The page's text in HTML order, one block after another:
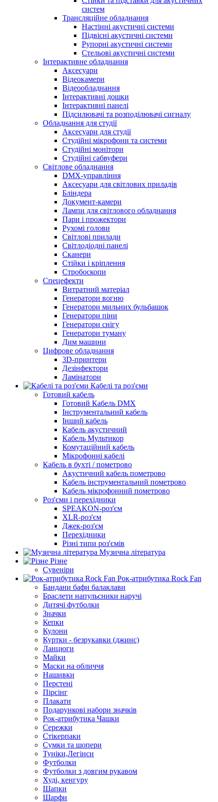
систем
Трансляційне обладнання
Настінні акустичні системи
Підвісні акустичні системи
Рупорні акустичні системи
Стельові акустичні системи
Інтерактивне обладнання
Аксесуари
Відеокамери
Відеообладнання
Інтерактивні дошки
Інтерактивні панелі
Підсилювачі та розподілювачі сигналу
Обладнання для студії
Аксесуари для студії
Студійні мікрофони та системи
Студійні монітори
Студійні сабвуфери
Світлове обладнання
DMX-управління
Аксесуари для світлових приладів
Бліндера
Документ-камери
Лампи для світлового обладнання
Пари і прожектори
Рухомі голови
Світлові прилади
Світлодіодні панелі
Сканери
Стійки і кріплення
Стробоскопи
Спецефекти
Витратний матеріал
Генератори вогню
Генератори мильних бульбашок
Генератори піни
Генератори снігу
Генератори туману
Дим машини
Цифрове обладнання
3D-принтери
Дезінфектори
Ламінатори
Кабелі та роз'єми
Готовий кабель
Готовий Кабель DMX
Інструментальний кабель
Інший кабель
Кабель акустичний
Кабель Мультикор
Комутаційний кабель
Мікрофонні кабелі
Кабель в бухті / пометрово
Акустичний кабель пометрово
Кабель інструментальний пометрово
Кабель мікрофонний пометрово
Роз'єми і перехідники
SPEAKON-роз'єм
XLR-роз'єм
Джек-роз'єм
Перехідники
Різні типи роз'ємів
Музична література
Різне
Сувеніри
Рок-атрибутика Rock Fan
Бандани бафи балаклави
Браслети напульсники наручі
Дитячі футболки
Значки
Кепки
Кулони
Куртки - безрукавки (джинс)
Ланцюги
Майки
Маски на обличчя
Нашивки
Перстені
Пірсінг
Плакати
Подарункові набори значків
Рок-атрибутика Чашки
Сережки
Стікерпаки
Сумки та шопери
Туніки,Легінси
Футболки
Футболки з довгим рукавом
Худі, кенгуру
Шапки
Шарфи